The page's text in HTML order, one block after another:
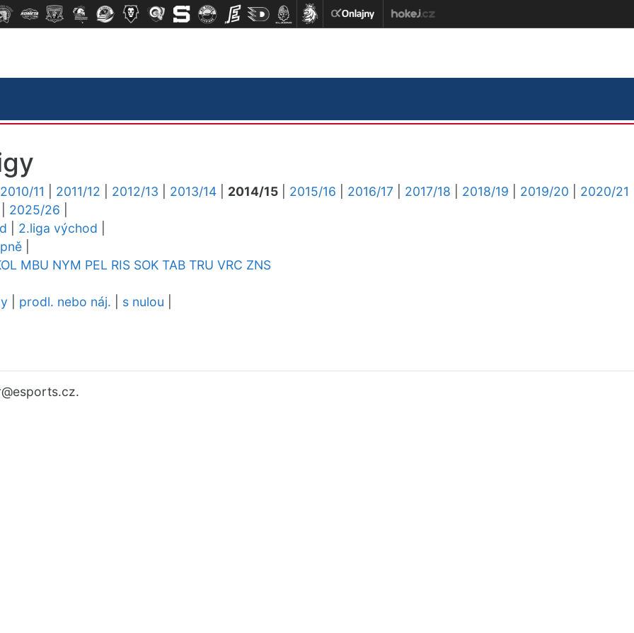
2010/11 2011/12 2012/13 2013/14 2014/15 2015/16 2016/17 2017/18 2018/19 2019/20
2020/21
2025/26
2.liga východ
MBU NYM PEL RIS SOK TAB TRU VRC ZNS
prodl. nebo náj. s nulou
@esports.cz.